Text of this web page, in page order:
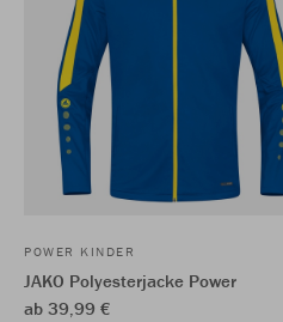
POWER KINDER
JAKO Polyesterjacke Power
ab 39,99 €